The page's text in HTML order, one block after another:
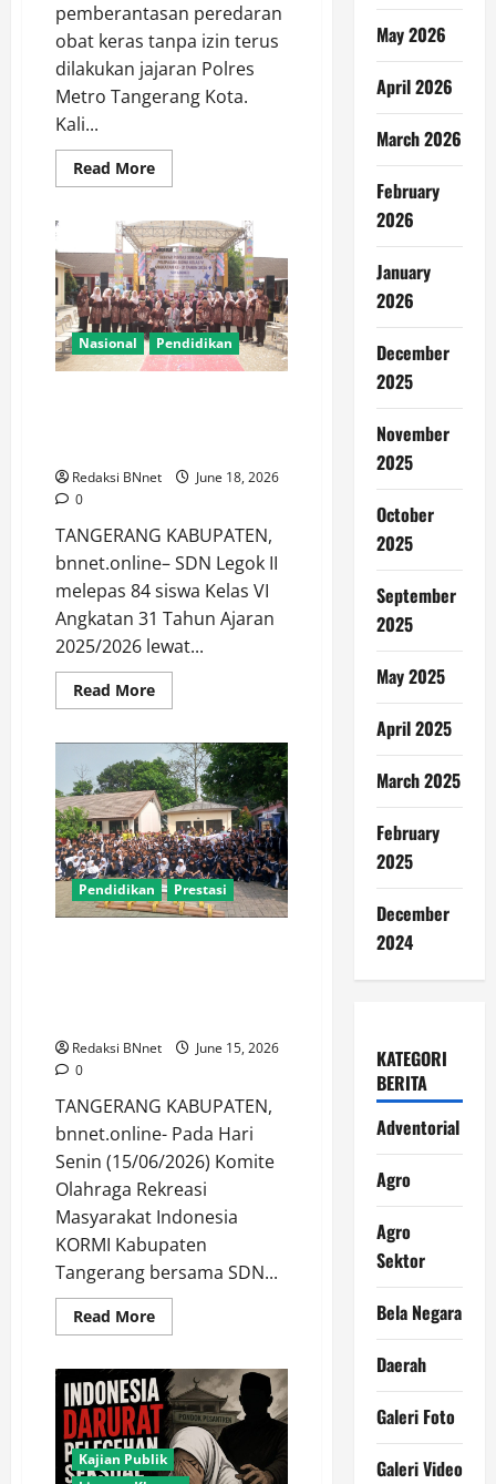
pemberantasan peredaran
obat keras tanpa izin terus
dilakukan jajaran Polres
Metro Tangerang Kota.
Kali...
Read MoreRead
more
Tangkap
Penjual
dan
Pembeli
Tramadol
di
Batuceper,
Ratusan
Butir
Obat
Nasional Pendidikan
Redaksi BNnet
June 18, 2026
0
TANGERANG KABUPATEN,
bnnet.online– SDN Legok II
melepas 84 siswa Kelas VI
Angkatan 31 Tahun Ajaran
2025/2026 lewat...
Read MoreRead
more
Adat
Mapag
Panganten
Warnai
Pelepasan
84
Siswa
SDN
Legok
II
Angkatan
31
Pendidikan Prestasi
Redaksi BNnet
June 15, 2026
0
TANGERANG KABUPATEN,
bnnet.online- Pada Hari
Senin (15/06/2026) Komite
Olahraga Rekreasi
Masyarakat Indonesia
KORMI Kabupaten
Tangerang bersama SDN...
Read MoreRead
more
Sampai
Egrang
Diajarkan
ke
Siswa
SDN
Legok
Kajian Publik
May 2026
April 2026
March 2026
February
2026
January
2026
December
2025
November
2025
October
2025
September
2025
May 2025
April 2025
March 2025
February
2025
December
2024
KATEGORI
BERITA
Adventorial
Agro
Agro
Sektor
Bela Negara
Daerah
Galeri Foto
Galeri Video